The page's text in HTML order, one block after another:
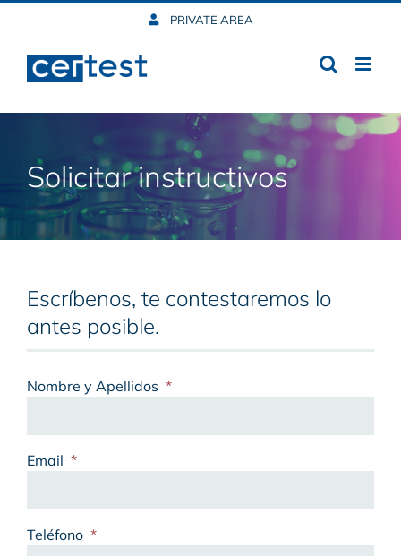
content
PRIVATE AREA
Solicitar instructivos
Escríbenos, te contestaremos lo
antes posible.
Nombre y Apellidos *
Email *
Teléfono *